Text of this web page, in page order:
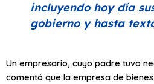
incluyendo hoy día
gobierno y hasta
Un empresario, cuyo padre tuvo
comentó que la empresa de